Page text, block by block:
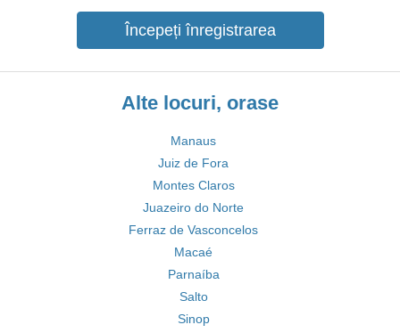
Începeți înregistrarea
Alte locuri, orase
Manaus
Juiz de Fora
Montes Claros
Juazeiro do Norte
Ferraz de Vasconcelos
Macaé
Parnaíba
Salto
Sinop